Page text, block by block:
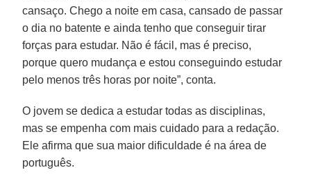
cansaço. Chego a noite em casa, cansado de passar
o dia no batente e ainda tenho que conseguir tirar
forças para estudar. Não é fácil, mas é preciso,
porque quero mudança e estou conseguindo estudar
pelo menos três horas por noite”, conta.
O jovem se dedica a estudar todas as disciplinas,
mas se empenha com mais cuidado para a redação.
Ele afirma que sua maior dificuldade é na área de
português.